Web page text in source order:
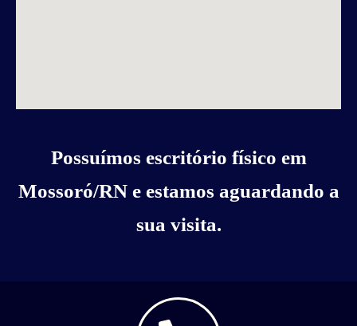
Possuímos escritório físico em
Mossoró/RN e estamos aguardando a
sua visita.